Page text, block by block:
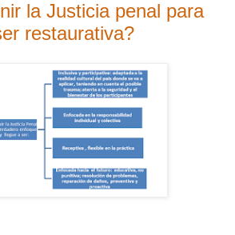
la Justicia penal para
restaurativa?